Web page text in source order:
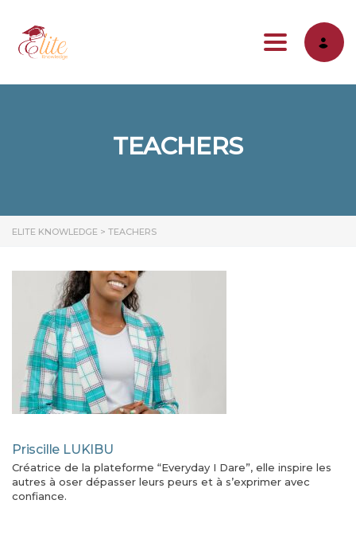
Toggle
TEACHERS
ELITE KNOWLEDGE > TEACHERS
Priscille LUKIBU
Créatrice de la plateforme “Everyday I Dare”, elle inspire les
autres à oser dépasser leurs peurs et à s’exprimer avec
confiance.